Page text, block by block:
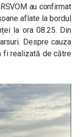
au confirmat
aflate la bordul
la ora 08.25. Din
Despre cauza
fi realizată de către